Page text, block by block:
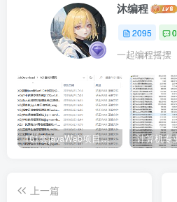
沐编程
2095 0
一起编程摇摆
161套javaWeb项目源码免费分享
上一篇